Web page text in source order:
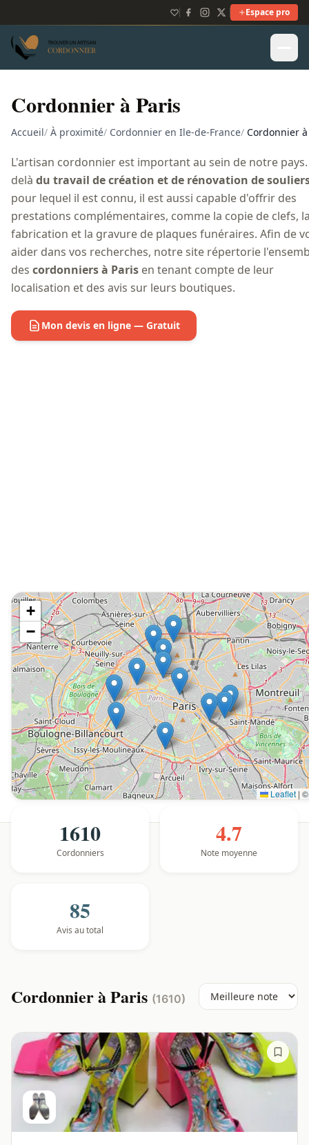
Espace pro
Cordonnier à Paris
Accueil/ À proximité/ Cordonnier en Ile-de-France/ Cordonnier
L'artisan cordonnier est important au sein de notre pays.
delà du travail de création et de rénovation de
pour lequel il est connu, il est aussi capable d'offrir des
prestations complémentaires, comme la copie de clefs,
fabrication et la gravure de plaques funéraires. Afin de
aider dans vos recherches, notre site répertorie
des cordonniers à Paris en tenant compte de leur
localisation et des avis sur leurs boutiques.
Mon devis en ligne — Gratuit
+
−
Leaflet |
1610
Cordonniers
4.7
Note moyenne
85
Avis au total
Cordonnier à Paris (1610)